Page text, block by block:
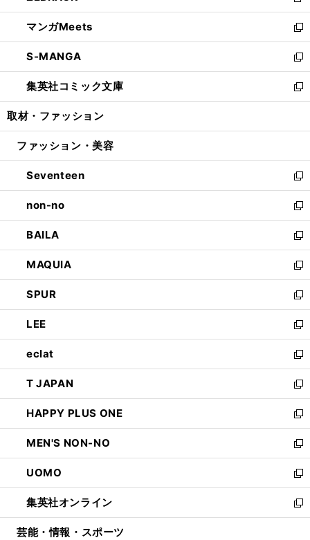
開
く
ウ
で
開
く
ン
ド
ウ
で
開
く
ウ
ィ
ン
ド
ウ
で
開
し
い
ウ
ィ
ン
ド
ウ
開
マンガMeets
新
し
い
ウ
ィ
ン
ウ
開
く
S-MANGA
新
し
い
ウ
ン
ウ
で
開
く
集英社コミック文庫
新
し
ウ
ン
ド
ウ
で
開
く
取材・ファッション
ファッション・美容
Seventeen
新
し
い
ウ
ィ
ン
ド
ウ
で
開
く
non-no
新
し
い
ウ
ィ
ン
ド
ウ
で
開
く
BAILA
新
し
い
ウ
ィ
ン
ド
ウ
で
開
く
MAQUIA
新
し
い
ウ
ィ
ン
ド
ウ
で
開
く
SPUR
新
し
い
ウ
ィ
ン
ド
ウ
で
開
く
LEE
新
し
い
ウ
ィ
ン
ド
ウ
で
開
く
eclat
新
し
い
ウ
ィ
ン
ド
ウ
で
開
く
T JAPAN
新
し
い
ウ
ィ
ン
ド
ウ
で
開
HAPPY PLUS ONE
新
し
い
ウ
ィ
ン
ド
ウ
MEN'S NON-NO
新
し
い
ウ
ィ
ン
UOMO
新
し
い
ウ
集英社オンライン
新
し
芸能・情報・スポーツ